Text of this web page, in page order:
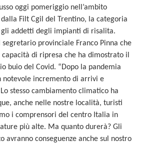
oggi pomeriggio nell’ambito
Filt Cgil del Trentino, la categoria
gli addetti degli impianti di risalita.
provinciale Franco Pinna che
capacità di ripresa che ha dimostrato il
buio del Covid. “Dopo la pandemia
notevole incremento di arrivi e
stesso cambiamento climatico ha
anche nelle nostre località, turisti
i comprensori del centro Italia in
più alte. Ma quanto durerà? Gli
avranno conseguenze anche sul nostro